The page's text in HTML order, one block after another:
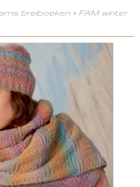
breiboeken > FAM winter